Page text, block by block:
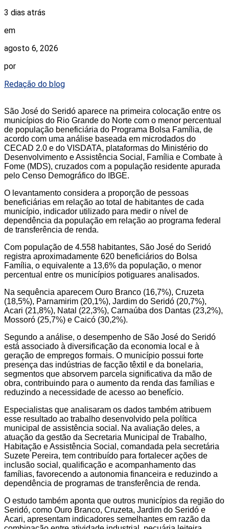
3 dias atrás
em
agosto 6, 2026
por
Redação do blog
São José do Seridó aparece na primeira colocação entre os
municípios do Rio Grande do Norte com o menor percentual
de população beneficiária do Programa Bolsa Família, de
acordo com uma análise baseada em microdados do
CECAD 2.0 e do VISDATA, plataformas do Ministério do
Desenvolvimento e Assistência Social, Família e Combate à
Fome (MDS), cruzados com a população residente apurada
pelo Censo Demográfico do IBGE.
O levantamento considera a proporção de pessoas
beneficiárias em relação ao total de habitantes de cada
município, indicador utilizado para medir o nível de
dependência da população em relação ao programa federal
de transferência de renda.
Com população de 4.558 habitantes, São José do Seridó
registra aproximadamente 620 beneficiários do Bolsa
Família, o equivalente a 13,6% da população, o menor
percentual entre os municípios potiguares analisados.
Na sequência aparecem Ouro Branco (16,7%), Cruzeta
(18,5%), Parnamirim (20,1%), Jardim do Seridó (20,7%),
Acari (21,8%), Natal (22,3%), Carnaúba dos Dantas (23,2%),
Mossoró (25,7%) e Caicó (30,2%).
Segundo a análise, o desempenho de São José do Seridó
está associado à diversificação da economia local e à
geração de empregos formais. O município possui forte
presença das indústrias de facção têxtil e da bonelaria,
segmentos que absorvem parcela significativa da mão de
obra, contribuindo para o aumento da renda das famílias e
reduzindo a necessidade de acesso ao benefício.
Especialistas que analisaram os dados também atribuem
esse resultado ao trabalho desenvolvido pela política
municipal de assistência social. Na avaliação deles, a
atuação da gestão da Secretaria Municipal de Trabalho,
Habitação e Assistência Social, comandada pela secretária
Suzete Pereira, tem contribuído para fortalecer ações de
inclusão social, qualificação e acompanhamento das
famílias, favorecendo a autonomia financeira e reduzindo a
dependência de programas de transferência de renda.
O estudo também aponta que outros municípios da região do
Seridó, como Ouro Branco, Cruzeta, Jardim do Seridó e
Acari, apresentam indicadores semelhantes em razão da